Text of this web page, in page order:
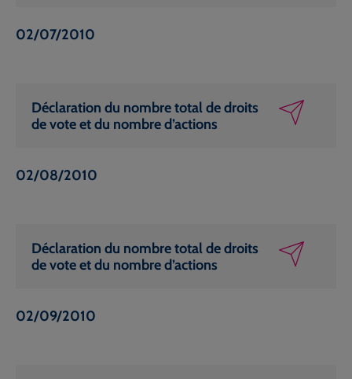
02/07/2010
Déclaration du nombre total de droits
de vote et du nombre d’actions
02/08/2010
Déclaration du nombre total de droits
de vote et du nombre d’actions
02/09/2010